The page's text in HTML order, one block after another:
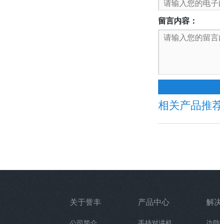
留言内容：
相关产品推
关于誉丰 产品中心 解